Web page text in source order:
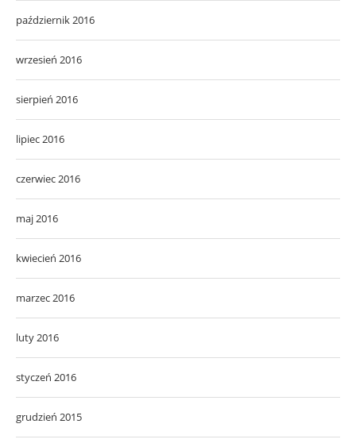
październik 2016
wrzesień 2016
sierpień 2016
lipiec 2016
czerwiec 2016
maj 2016
kwiecień 2016
marzec 2016
luty 2016
styczeń 2016
grudzień 2015